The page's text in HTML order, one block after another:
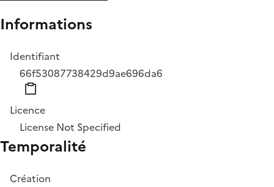
Informations
Identifiant
66f53087738429d9ae696da6
Licence
License Not Specified
Temporalité
Création